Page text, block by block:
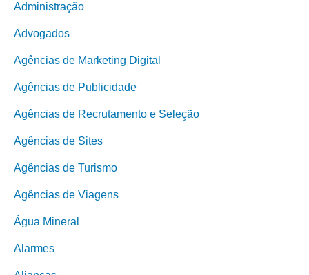
Administração
Advogados
Agências de Marketing Digital
Agências de Publicidade
Agências de Recrutamento e Seleção
Agências de Sites
Agências de Turismo
Agências de Viagens
Água Mineral
Alarmes